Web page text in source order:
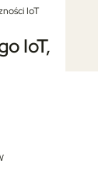
IoT
IoT,